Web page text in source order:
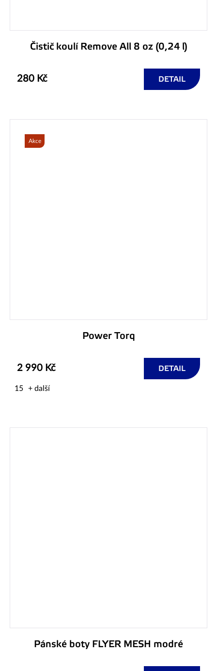
Čistič koulí Remove All 8 oz (0,24 l)
280 Kč DETAIL
Akce
Power Torq
2 990 Kč DETAIL
15 + další
Pánské boty FLYER MESH modré